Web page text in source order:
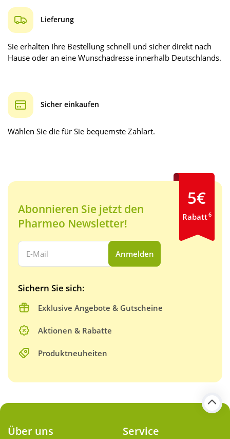
Lieferung
Sie erhalten Ihre Bestellung schnell und sicher direkt nach
Hause oder an eine Wunschadresse innerhalb Deutschlands.
Sicher einkaufen
Wählen Sie die für Sie bequemste Zahlart.
Abonnieren Sie jetzt den
Pharmeo Newsletter!
Ihre E-Mail Adresse:
Anmelden
Sichern Sie sich:
Exklusive Angebote & Gutscheine
Aktionen & Rabatte
Produktneuheiten
5€
Rabatt6
Über uns Service